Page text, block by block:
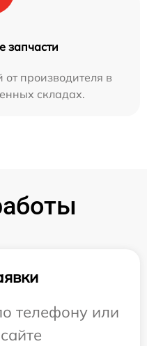
запчасти
от производителя в
складах.
телефону или